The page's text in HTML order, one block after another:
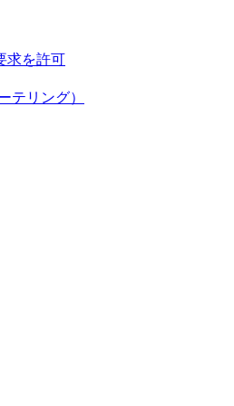
を許可
テリング）